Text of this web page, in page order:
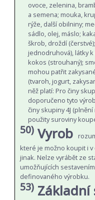
ovoce, zelenina,
a semena; mouka,
rýže, další obilniny;
sádlo, olej, máslo;
škrob, droždí
jednodruhová), látky
kokos (strouhaný);
mohou patřit
(tvaroh, jogurt,
něž platí: Pro činy
doporučeno tyto
činy skupiny 4J
použity suroviny
50) Vyrob
které je možno koupit i
jinak. Nelze vyrábět ze
umožňujících
definovaného výrobku.
53) Základní